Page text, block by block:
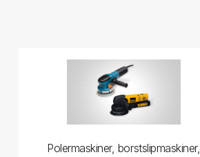
Polermaskiner, borstslipmaskiner,